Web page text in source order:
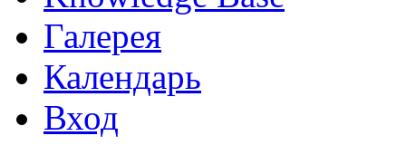
Галерея
Календарь
Вход